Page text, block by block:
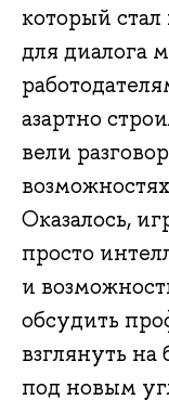
который
для диалога
азартно
вели
Оказалось,
просто
и
обсудить
взглянуть
под новым